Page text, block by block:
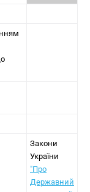
Закони
України
"Про
Державний